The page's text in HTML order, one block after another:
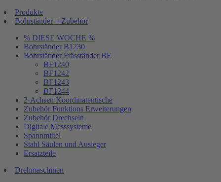
Produkte
Bohrständer + Zubehör
% DIESE WOCHE %
Bohrständer B1230
Bohrständer Fräsständer BF
BF1240
BF1242
BF1243
BF1244
2-Achsen Koordinatentische
Zubehör Funktions Erweiterungen
Zubehör Drechseln
Digitale Messsysteme
Spannmittel
Stahl Säulen und Ausleger
Ersatzteile
Drehmaschinen